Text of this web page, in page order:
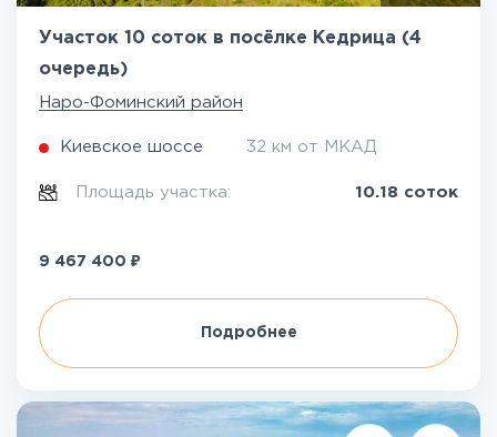
Участок 10 соток в посёлке Кедрица (4
очередь)
Наро-Фоминский район
Киевское шоссе 32 км от МКАД
Площадь участка: 10.18 соток
9 467 400 ₽
Подробнее